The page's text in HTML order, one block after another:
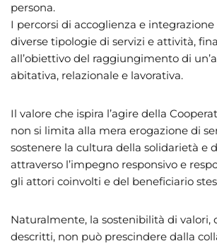
persona.
I percorsi di accoglienza e
diverse tipologie di servizi e attività,
all’obiettivo del raggiungimento di
abitativa, relazionale e lavorativa.
Il valore che ispira l’agire della
non si limita alla mera erogazione di
sostenere la cultura della solidarietà e
attraverso l’impegno responsivo e
gli attori coinvolti e del beneficiario
Naturalmente, la sostenibilità di valori,
descritti, non può prescindere dalla